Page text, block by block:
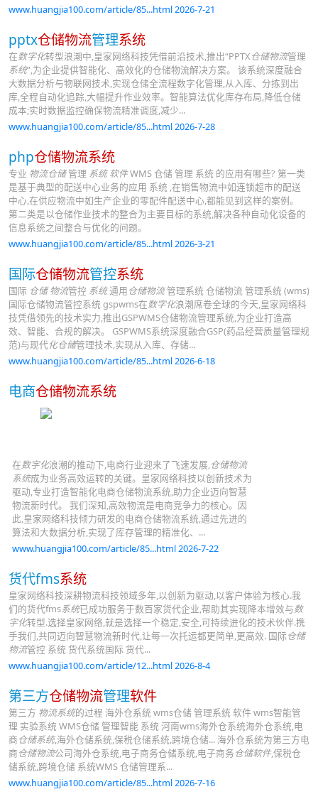
www.huangjia100.com/article/85...html 2026-7-21
pptx仓储物流管理系统
在数字化转型浪潮中,皇家网络科技凭借前沿技术,推出“PPTX仓储物流管理
系统”,为企业提供智能化、高效化的仓储物流解决方案。 该系统深度融合
大数据分析与物联网技术,实现仓储全流程数字化管理,从入库、分拣到出
库,全程自动化追踪,大幅提升作业效率。智能算法优化库存布局,降低仓储
成本;实时数据监控确保物流精准调度,减少...
www.huangjia100.com/article/85...html 2026-7-28
php仓储物流系统
专业 物流仓储管理 系统 软件WMS 仓储 管理 系统 的应用有哪些? 第一类
是基于典型的配送中心业务的应用 系统 ,在销售物流中如连锁超市的配送
中心,在供应物流中如生产企业的零配件配送中心,都能见到这样的案例。
第二类是以仓储作业技术的整合为主要目标的系统,解决各种自动化设备的
信息系统之间整合与优化的问题。
www.huangjia100.com/article/85...html 2026-3-21
国际仓储物流管控系统
国际 仓储 物流管控 系统通用仓储物流管理系统 仓储物流 管理系统 (wms)
国际仓储物流管控系统 gspwms在数字化浪潮席卷全球的今天,皇家网络科
技凭借领先的技术实力,推出GSPWMS仓储物流管理系统,为企业打造高
效、智能、合规的解决。 GSPWMS系统深度融合GSP(药品经营质量管理规
范)与现代化仓储管理技术,实现从入库、存储...
www.huangjia100.com/article/85...html 2026-6-18
电商仓储物流系统
在数字化浪潮的推动下,电商行业迎来了飞速发展,仓储物流
系统成为业务高效运转的关键。皇家网络科技以创新技术为
驱动,专业打造智能化电商仓储物流系统,助力企业迈向智慧
物流新时代。 我们深知,高效物流是电商竞争力的核心。因
此,皇家网络科技倾力研发的电商仓储物流系统,通过先进的
算法和大数据分析,实现了库存管理的精准化、...
www.huangjia100.com/article/85...html 2026-7-22
货代fms系统
皇家网络科技深耕物流科技领域多年,以创新为驱动,以客户体验为核心.我
们的货代fms系统已成功服务于数百家货代企业,帮助其实现降本增效与数
字化转型.选择皇家网络,就是选择一个稳定,安全,可持续进化的技术伙伴.携
手我们,共同迈向智慧物流新时代,让每一次托运都更简单,更高效. 国际仓储
物流管控 系统 货代系统国际 货代...
www.huangjia100.com/article/12...html 2026-8-4
第三方仓储物流管理软件
第三方 物流系统的过程 海外仓系统 wms仓储 管理系统 软件 wms智能管
理 实验系统 WMS仓储 管理智能 系统 河南wms海外仓系统海外仓系统,电
商仓储系统,海外仓储系统,保税仓储系统,跨境仓储... 海外仓系统为第三方电
商仓储物流公司海外仓系统,电子商务仓储系统,电子商务仓储软件,保税仓
储系统,跨境仓储 系统WMS 仓储管理系...
www.huangjia100.com/article/85...html 2026-7-16